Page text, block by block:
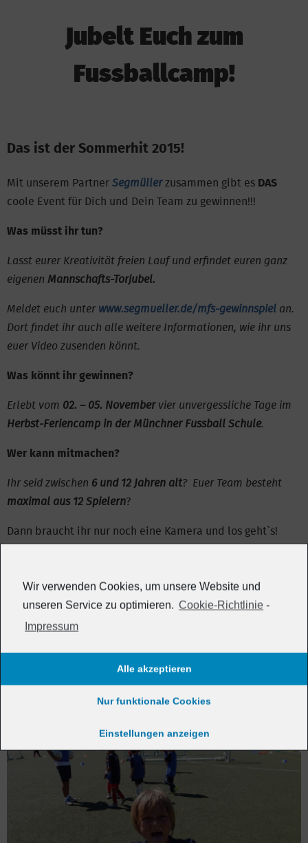
Wir verwenden Cookies, um unsere Website und
unseren Service zu optimieren. Cookie-Richtlinie -
Impressum
Alle akzeptieren
Nur funktionale Cookies
Einstellungen anzeigen
Jubelt Euch zum
Fussballcamp!
Das ist der Sommerhit 2015!
Mit unserem PartnerSegmüllerzusammen gibt es DAS
coole Event für Dich und Dein Team zu gewinnen!!!
Was müsst ihr tun?
Lasst eurer Kreativität freien Lauf und erfindet euren ganz
eigenen Mannschafts-Torjubel.
Meldet euch unter www.segmueller.de/mfs-gewinnspiel an.
Dort findet ihr auch alle weitere Informationen, wie ihr uns
euer Video zusenden könnt.
Was könnt ihr gewinnen?
Erlebt vom 02. – 05. Novembervier unvergessliche Tage im
Herbst-Feriencamp in der Münchner Fussball Schule.
Wer kann mitmachen?
Ihr seid zwischen 6 und 12 Jahren alt? Euer Team besteht
maximal aus 12 Spielern?
Dann braucht ihr nur noch eine Kamera und los geht`s!
Aus allen Einsendungen wählenSegmüllerund die
Wir freuen uns auf eure tollen Ideen!
Euer MFS-Team